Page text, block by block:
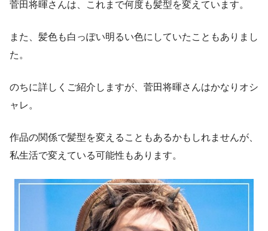
菅田将暉さんは、これまで何度も髪型を変えています。
また、髪色も白っぽい明るい色にしていたこともありまし
た。
のちに詳しくご紹介しますが、菅田将暉さんはかなりオシ
ャレ。
作品の関係で髪型を変えることもあるかもしれませんが、
私生活で変えている可能性もあります。